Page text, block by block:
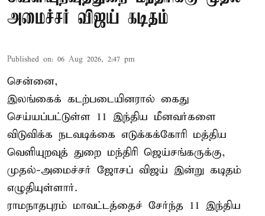
அமைச்சர் விஜய் கடிதம்
Published on: 06 Aug 2026, 2:47 pm
சென்னை,
இலங்கைக் கடற்படையினரால் கைது
செய்யப்பட்டுள்ள 11 இந்திய மீனவர்களை
விடுவிக்க நடவடிக்கை எடுக்கக்கோரி மத்திய
வெளியுறவுத் துறை மந்திரி ஜெய்சங்கருக்கு,
முதல்-அமைச்சர் ஜோசப் விஜய் இன்று கடிதம்
எழுதியுள்ளார்.
ராமநாதபுரம் மாவட்டத்தைச் சேர்ந்த 11 இந்திய